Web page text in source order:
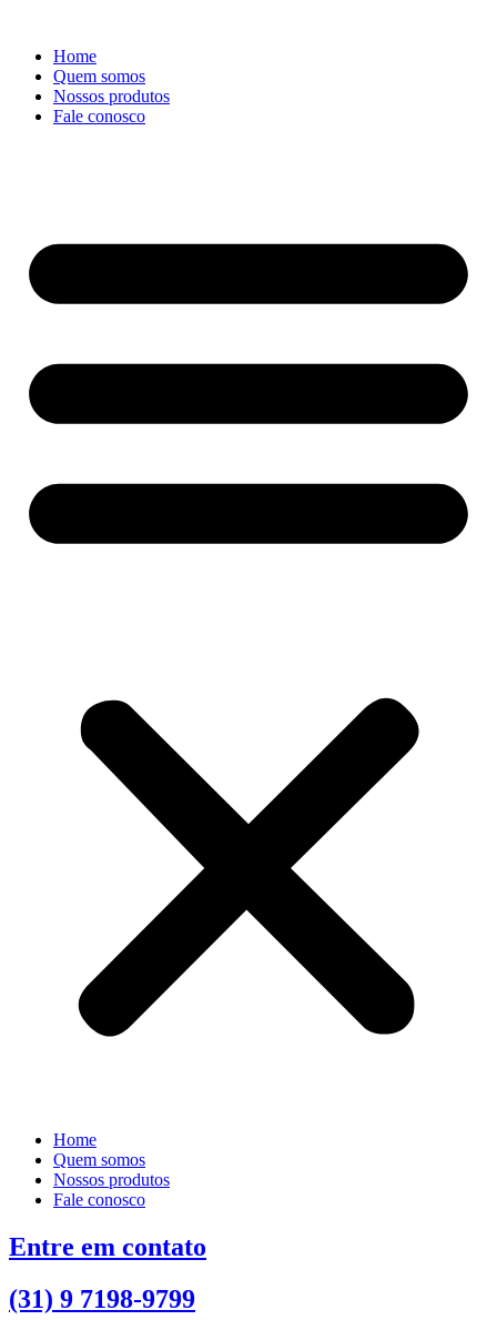
conteúdo
Home
Quem somos
Nossos produtos
Fale conosco
Home
Quem somos
Nossos produtos
Fale conosco
Entre em contato
(31) 9 7198-9799